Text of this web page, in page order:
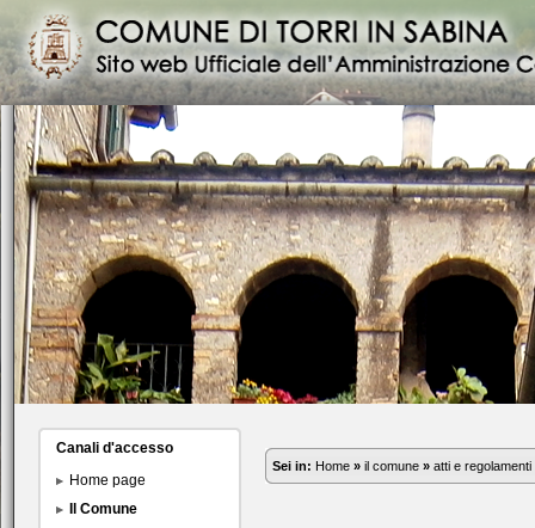
Canali d'accesso
Home page
Il Comune
Sei in: Home » il comune » atti e regolamenti